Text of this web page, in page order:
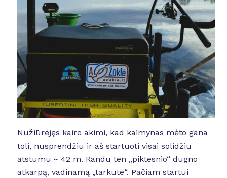
Nužiūrėjęs kaire akimi, kad kaimynas mėto gana
toli, nusprendžiu ir aš startuoti visai solidžiu
atstumu ~ 42 m. Randu ten „piktesnio“ dugno
atkarpą, vadinamą „tarkute“. Pačiam startui